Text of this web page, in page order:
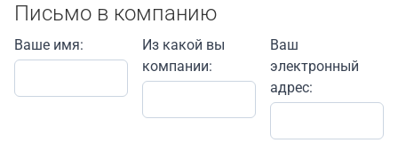
Письмо в компанию
Ваше имя:
Из какой вы
компании:
Ваш
электронный
адрес: